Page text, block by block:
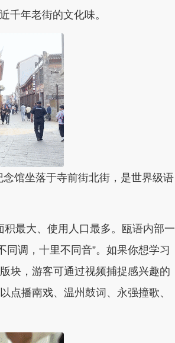
千年老街的文化味。
馆坐落于寺前街北街，是世界级语
最大、使用人口最多。瓯语内部一
调，十里不同音”。如果你想学习
块，游客可通过视频捕捉感兴趣的
点播南戏、温州鼓词、永强撞歌、